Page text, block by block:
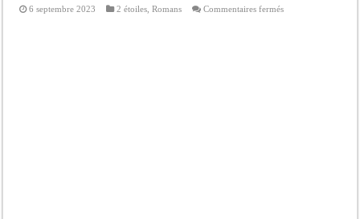
6 septembre 2023 2 étoiles ,Romans Commentaires ferméssur